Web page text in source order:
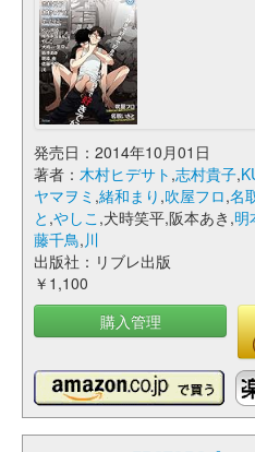
発売日：2014年10月01日
著者： 木村ヒデサト ,志村貴子,
ヤマヲミ ,緒和まり ,吹屋フロ,名
と ,やしこ ,犬時笑平,阪本あき,明
藤千鳥,川
出版社：リブレ出版
￥1,100
購入管理